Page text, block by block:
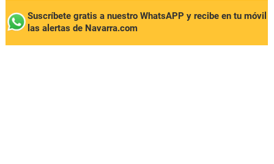
Suscríbete gratis a nuestro WhatsAPP y recibe en tu móvil
las alertas de Navarra.com